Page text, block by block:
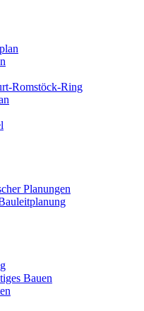
Romstöck-Ring
Planungen
Bauen